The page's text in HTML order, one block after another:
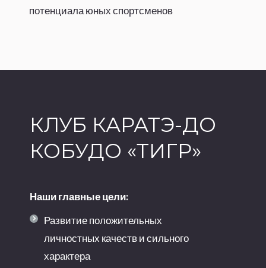
потенциала юных спортсменов
КЛУБ КАРАТЭ-ДО
КОБУДО «ТИГР»
Наши главные цели:
Развитие положительных
личностных качеств и сильного
характера